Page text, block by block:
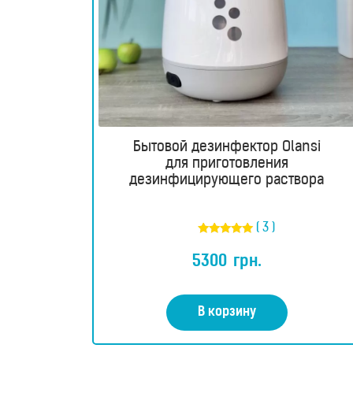
Фотоэпиляторы
Очистители
воздуха
Измерительные
световой
Бытовой дезинфектор Olansi
для приготовления
дезинфицирующего раствора
5.00
из 5
( 3 )
5300 грн.
В корзину